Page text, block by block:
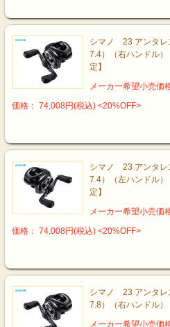
シマノ 23 アンタレ
7.4）（右ハンドル
定】
メーカー希望小売価
価格： 74,008円(税込) <20%OFF>
シマノ 23 アンタレ
7.4）（左ハンドル
定】
メーカー希望小売価
価格： 74,008円(税込) <20%OFF>
シマノ 23 アンタレ
7.8）（右ハンドル）
メーカー希望小売価